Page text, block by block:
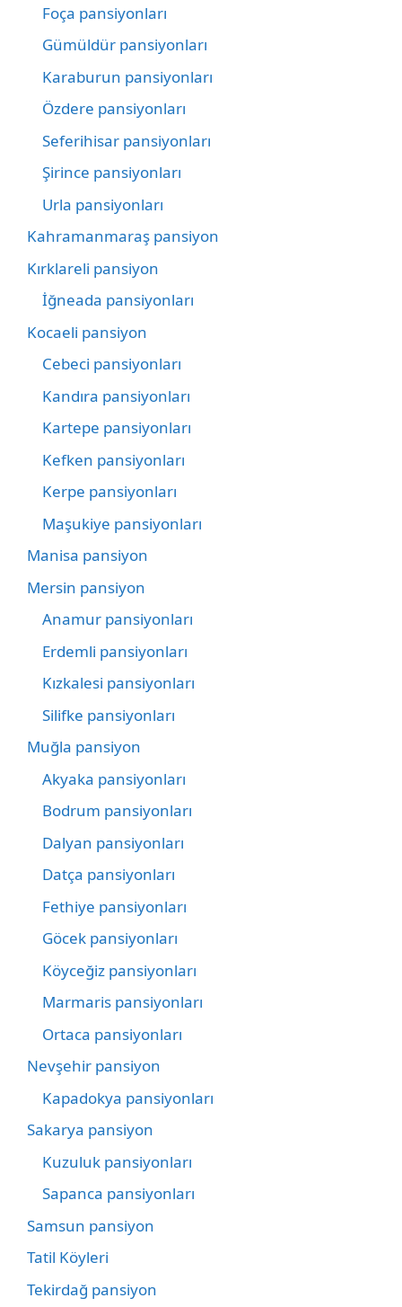
Foça pansiyonları
Gümüldür pansiyonları
Karaburun pansiyonları
Özdere pansiyonları
Seferihisar pansiyonları
Şirince pansiyonları
Urla pansiyonları
Kahramanmaraş pansiyon
Kırklareli pansiyon
İğneada pansiyonları
Kocaeli pansiyon
Cebeci pansiyonları
Kandıra pansiyonları
Kartepe pansiyonları
Kefken pansiyonları
Kerpe pansiyonları
Maşukiye pansiyonları
Manisa pansiyon
Mersin pansiyon
Anamur pansiyonları
Erdemli pansiyonları
Kızkalesi pansiyonları
Silifke pansiyonları
Muğla pansiyon
Akyaka pansiyonları
Bodrum pansiyonları
Dalyan pansiyonları
Datça pansiyonları
Fethiye pansiyonları
Göcek pansiyonları
Köyceğiz pansiyonları
Marmaris pansiyonları
Ortaca pansiyonları
Nevşehir pansiyon
Kapadokya pansiyonları
Sakarya pansiyon
Kuzuluk pansiyonları
Sapanca pansiyonları
Samsun pansiyon
Tatil Köyleri
Tekirdağ pansiyon